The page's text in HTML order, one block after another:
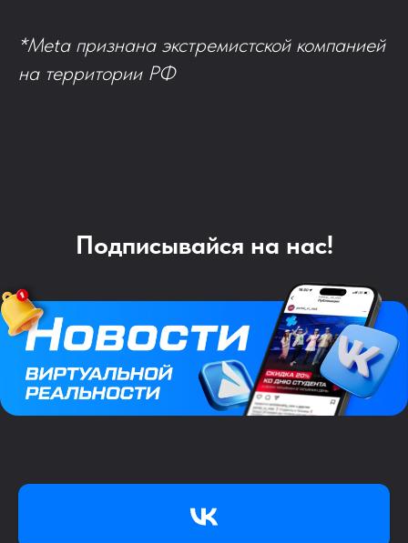
*Meta признана экстремистской компанией
на территории РФ
Подписывайся на нас!